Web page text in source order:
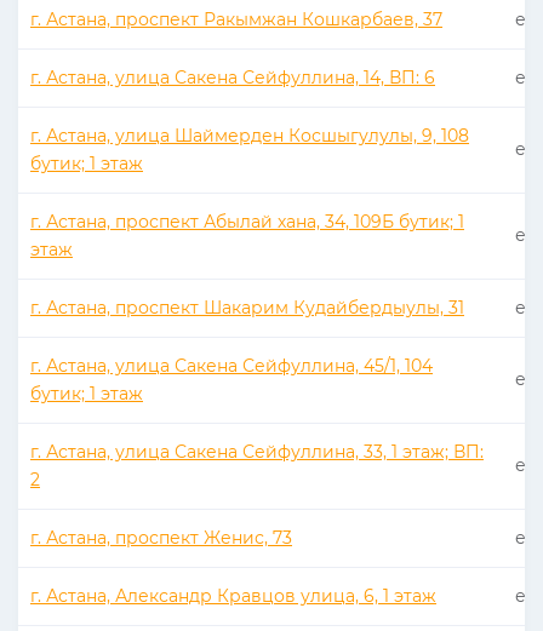
г. Астана, проспект Ракымжан Кошкарбаев, 37
г. Астана, улица Сакена Сейфуллина, 14, ВП: 6
г. Астана, улица Шаймерден Косшыгулулы, 9, 108
бутик; 1 этаж
г. Астана, проспект Абылай хана, 34, 109Б бутик; 1
этаж
г. Астана, проспект Шакарим Кудайбердыулы, 31
г. Астана, улица Сакена Сейфуллина, 45/1, 104
бутик; 1 этаж
г. Астана, улица Сакена Сейфуллина, 33, 1 этаж; ВП:
2
г. Астана, проспект Женис, 73
г. Астана, Александр Кравцов улица, 6, 1 этаж